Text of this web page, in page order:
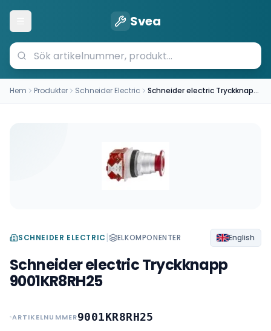
Öppna meny Svea
Hem Produkter Schneider Electric Schneider electric Tryckknapp 9001KR8RH25
SCHNEIDER ELECTRIC | ELKOMPONENTER English
Schneider electric Tryckknapp
9001KR8RH25
ARTIKELNUMMER9001KR8RH25